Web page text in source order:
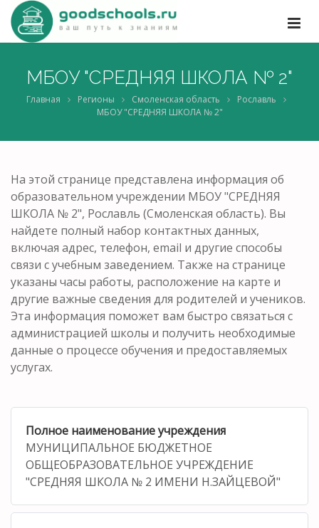
МБОУ "СРЕДНЯЯ ШКОЛА № 2"
Главная Регионы Смоленская область
Рославль
МБОУ "СРЕДНЯЯ ШКОЛА № 2"
На этой странице представлена информация об
образовательном учреждении МБОУ "СРЕДНЯЯ
ШКОЛА № 2", Рославль (Смоленская область). Вы
найдете полный набор контактных данных,
включая адрес, телефон, email и другие способы
связи с учебным заведением. Также на странице
указаны часы работы, расположение на карте и
другие важные сведения для родителей и учеников.
Эта информация поможет вам быстро связаться с
администрацией школы и получить необходимые
данные о процессе обучения и предоставляемых
услугах.
Полное наименование учреждения
МУНИЦИПАЛЬНОЕ БЮДЖЕТНОЕ
ОБЩЕОБРАЗОВАТЕЛЬНОЕ УЧРЕЖДЕНИЕ
"СРЕДНЯЯ ШКОЛА № 2 ИМЕНИ Н.ЗАЙЦЕВОЙ"